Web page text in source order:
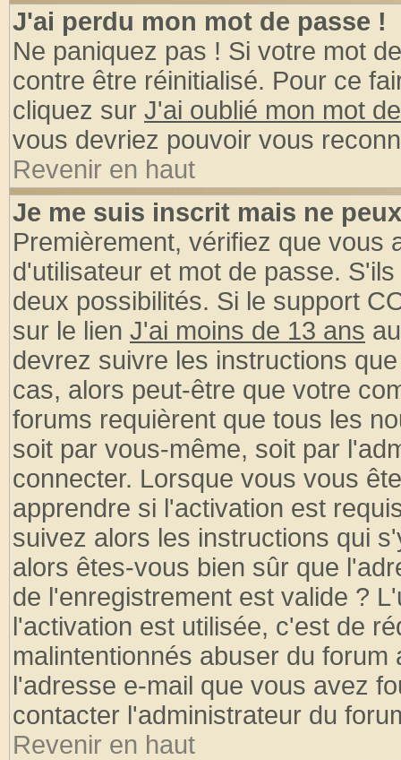
J'ai perdu mon mot de passe !
Ne paniquez pas ! Si votre mot
contre être réinitialisé. Pour ce
cliquez sur J'ai oublié mon mot
vous devriez pouvoir vous
Revenir en haut
Je me suis inscrit mais ne
Premièrement, vérifiez que vous
d'utilisateur et mot de passe.
deux possibilités. Si le support
sur le lien J'ai moins de 13 ans
devrez suivre les instructions
cas, alors peut-être que votre
forums requièrent que tous les
soit par vous-même, soit par
connecter. Lorsque vous vous
apprendre si l'activation est
suivez alors les instructions qui
alors êtes-vous bien sûr que
de l'enregistrement est valide ?
l'activation est utilisée, c'est de
malintentionnés abuser du
l'adresse e-mail que vous avez
contacter l'administrateur du
Revenir en haut